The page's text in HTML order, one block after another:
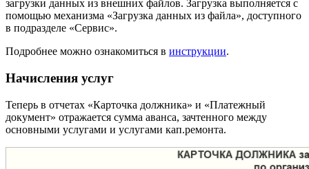
загрузки данных из внешних файлов. Загрузка выполняется с
помощью механизма «Загрузка данных из файла», доступного
в подразделе «Сервис».
Подробнее можно ознакомиться в инструкции.
Начисления услуг
Теперь в отчетах «Карточка должника» и «Платежный
документ» отражается сумма аванса, зачтенного между
основными услугами и услугами кап.ремонта.